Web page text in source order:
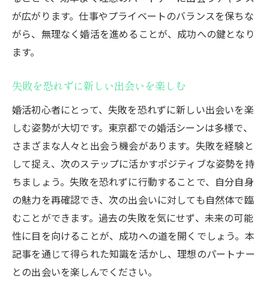
が広がります。仕事やプライベートのバランスを保ちな
がら、無理なく婚活を進めることが、成功への鍵となり
ます。
失敗を恐れずに新しい出会いを楽しむ
婚活初心者にとって、失敗を恐れずに新しい出会いを楽
しむ姿勢が大切です。東京都での婚活シーンは多様で、
さまざまな人々と出会う機会があります。失敗を経験と
して捉え、次のステップに活かすポジティブな姿勢を持
ちましょう。失敗を恐れずに行動することで、自分自身
の魅力を再確認でき、次の出会いに対しても自然体で臨
むことができます。過去の失敗を気にせず、未来の可能
性に目を向けることが、成功への道を開くでしょう。本
記事を通じて得られた知識を活かし、理想のパートナー
との出会いを楽しんでください。